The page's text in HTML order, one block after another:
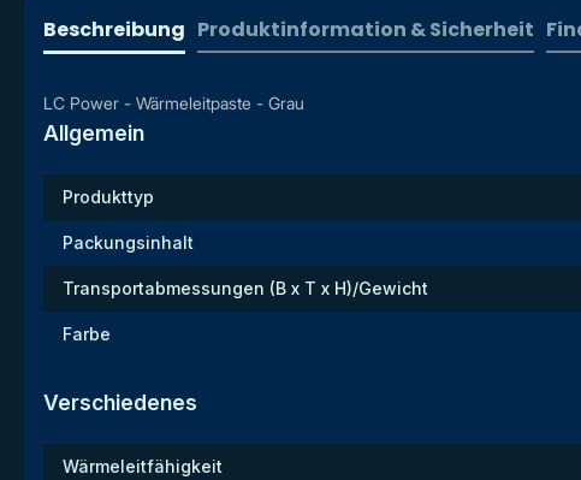
Beschreibung Produktinformation & Sicherheit
LC Power - Wärmeleitpaste - Grau
Allgemein
Produkttyp
Packungsinhalt
Transportabmessungen (B x T x H)/Gewicht
Farbe
Verschiedenes
Wärmeleitfähigkeit